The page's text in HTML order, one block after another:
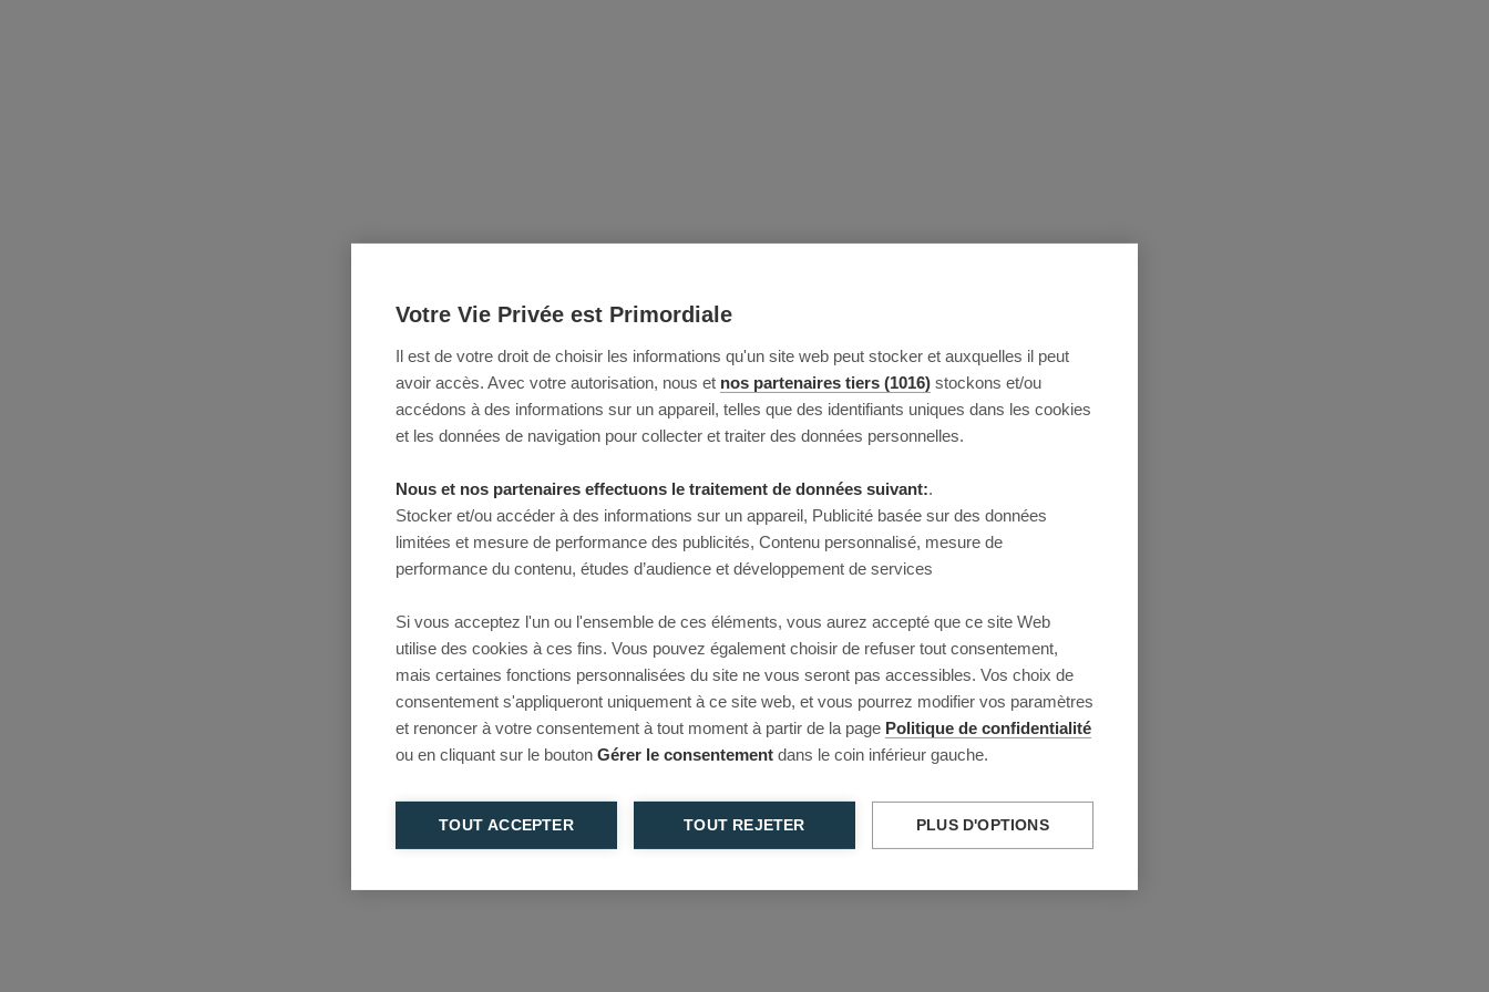
Votre Vie Privée est Primordiale
Il est de votre droit de choisir les informations qu'un site web peut stocker et auxquelles il peut
avoir accès. Avec votre autorisation, nous et nos partenaires tiers (1016) stockons et/ou
accédons à des informations sur un appareil, telles que des identifiants uniques dans les cookies
et les données de navigation pour collecter et traiter des données personnelles.
Nous et nos partenaires effectuons le traitement de données suivant:.
Stocker et/ou accéder à des informations sur un appareil, Publicité basée sur des données
limitées et mesure de performance des publicités, Contenu personnalisé, mesure de
performance du contenu, études d’audience et développement de services
Si vous acceptez l'un ou l'ensemble de ces éléments, vous aurez accepté que ce site Web
utilise des cookies à ces fins. Vous pouvez également choisir de refuser tout consentement,
mais certaines fonctions personnalisées du site ne vous seront pas accessibles. Vos choix de
consentement s'appliqueront uniquement à ce site web, et vous pourrez modifier vos paramètres
et renoncer à votre consentement à tout moment à partir de la page Politique de confidentialité
ou en cliquant sur le bouton Gérer le consentement dans le coin inférieur gauche.
TOUT ACCEPTER TOUT REJETER PLUS D'OPTIONS
This page couldn’t load
Reload to try again, or go back.
Reload Back